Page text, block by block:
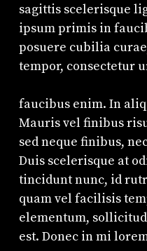
sagittis scelerisque
ipsum primis in
posuere cubilia
tempor, consectetur
faucibus enim. In
Mauris vel finibus
sed neque finibus,
Duis scelerisque at
tincidunt nunc, id
quam vel facilisis
elementum,
est. Donec in mi